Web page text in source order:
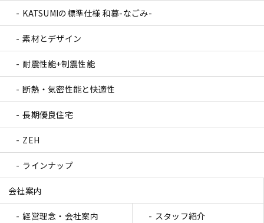
KATSUMIの標準仕様 和暮-なごみ-
素材とデザイン
耐震性能+制震性能
断熱・気密性能と快適性
長期優良住宅
ZEH
ラインナップ
会社案内
経営理念・会社案内 スタッフ紹介